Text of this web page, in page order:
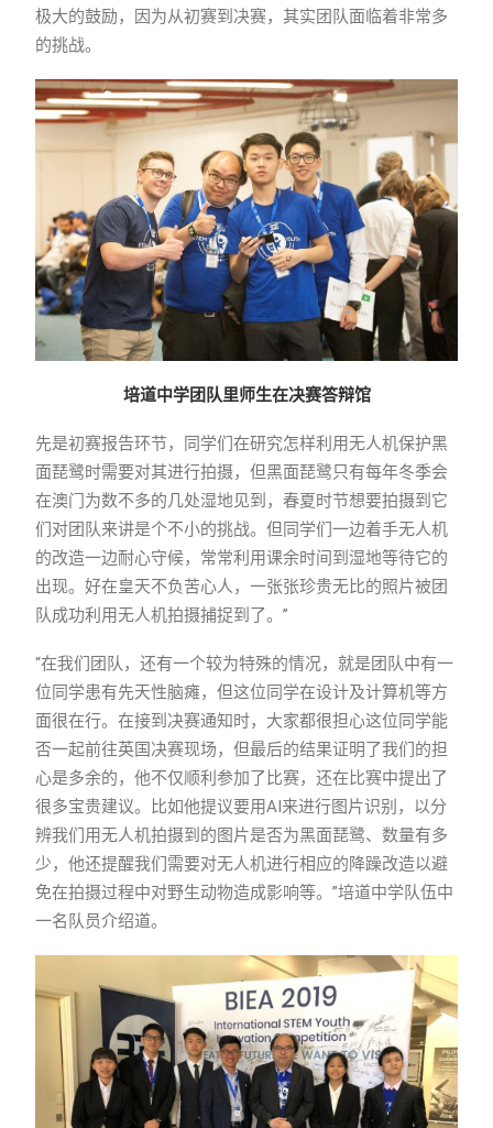
极大的鼓励，因为从初赛到决赛，其实团队面临着非常多
的挑战。
培道中学团队里师生在决赛答辩馆
先是初赛报告环节，同学们在研究怎样利用无人机保护黑
面琵鹭时需要对其进行拍摄，但黑面琵鹭只有每年冬季会
在澳门为数不多的几处湿地见到，春夏时节想要拍摄到它
们对团队来讲是个不小的挑战。但同学们一边着手无人机
的改造一边耐心守候，常常利用课余时间到湿地等待它的
出现。好在皇天不负苦心人，一张张珍贵无比的照片被团
队成功利用无人机拍摄捕捉到了。”
“在我们团队，还有一个较为特殊的情况，就是团队中有一
位同学患有先天性脑瘫，但这位同学在设计及计算机等方
面很在行。在接到决赛通知时，大家都很担心这位同学能
否一起前往英国决赛现场，但最后的结果证明了我们的担
心是多余的，他不仅顺利参加了比赛，还在比赛中提出了
很多宝贵建议。比如他提议要用AI来进行图片识别，以分
辨我们用无人机拍摄到的图片是否为黑面琵鹭、数量有多
少，他还提醒我们需要对无人机进行相应的降躁改造以避
免在拍摄过程中对野生动物造成影响等。”培道中学队伍中
一名队员介绍道。